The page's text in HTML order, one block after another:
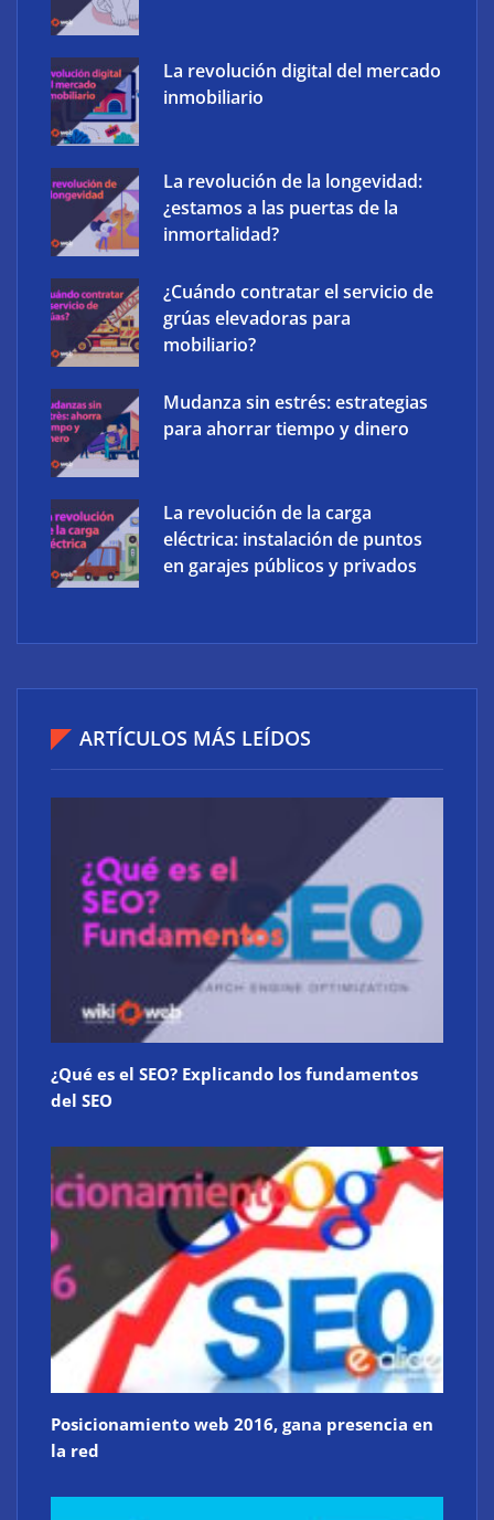
The Factory School explica por qué aprender
herramientas de IA ya no es suficiente para los
profesionales de la arquitectura
La revolución digital del mercado
inmobiliario
La revolución de la longevidad:
¿estamos a las puertas de la
inmortalidad?
¿Cuándo contratar el servicio de
grúas elevadoras para
mobiliario?
Mudanza sin estrés: estrategias
para ahorrar tiempo y dinero
La revolución de la carga
eléctrica: instalación de puntos
en garajes públicos y privados
ARTÍCULOS MÁS LEÍDOS
¿Qué es el SEO? Explicando los fundamentos
del SEO
Posicionamiento web 2016, gana presencia en
la red